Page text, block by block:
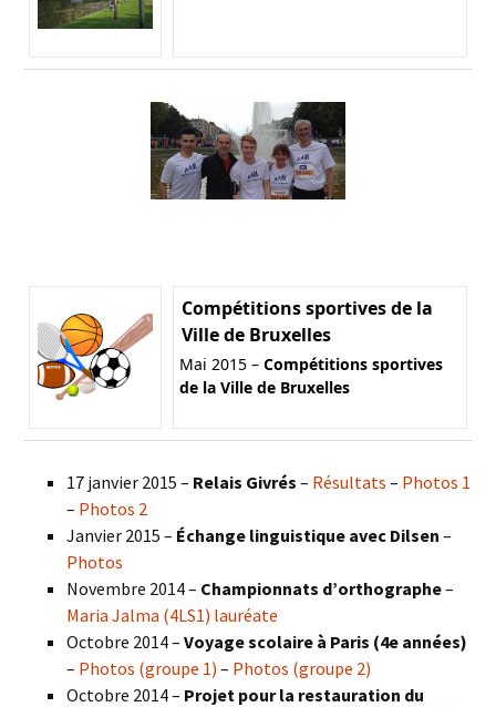
Compétitions sportives de la
Ville de Bruxelles
Mai 2015 – Compétitions sportives
de la Ville de Bruxelles
17 janvier 2015 – Relais Givrés – Résultats – Photos 1
– Photos 2
Janvier 2015 – Échange linguistique avec Dilsen –
Photos
Novembre 2014 – Championnats d’orthographe–
Maria Jalma (4LS1) lauréate
Octobre 2014 – Voyage scolaire à Paris (4e années)
– Photos (groupe 1) – Photos (groupe 2)
Octobre 2014 – Projet pour la restauration du